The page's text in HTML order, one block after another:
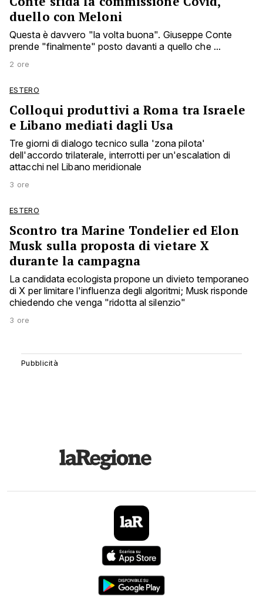
duello con Meloni
Questa è davvero "la volta buona". Giuseppe Conte
prende "finalmente" posto davanti a quello che ...
2 ore
ESTERO
Colloqui produttivi a Roma tra Israele
e Libano mediati dagli Usa
Tre giorni di dialogo tecnico sulla 'zona pilota'
dell'accordo trilaterale, interrotti per un'escalation di
attacchi nel Libano meridionale
3 ore
ESTERO
Scontro tra Marine Tondelier ed Elon
Musk sulla proposta di vietare X
durante la campagna
La candidata ecologista propone un divieto temporaneo
di X per limitare l'influenza degli algoritmi; Musk risponde
chiedendo che venga "ridotta al silenzio"
3 ore